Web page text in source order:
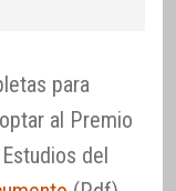
para
al Premio
del